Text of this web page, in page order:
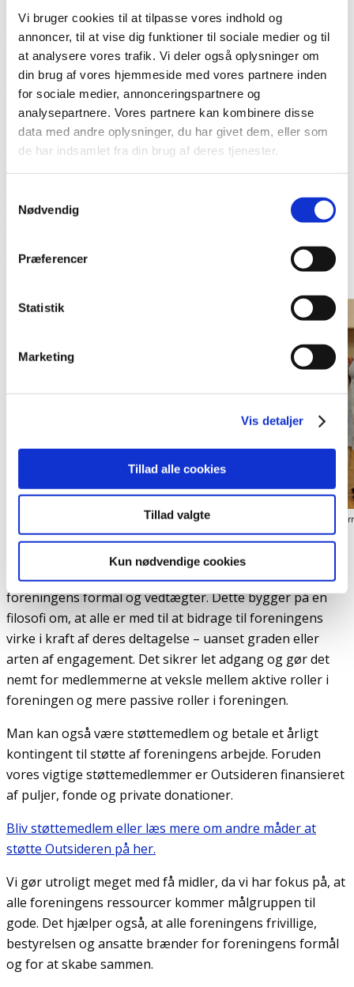
Vi bruger cookies til at tilpasse vores indhold og
annoncer, til at vise dig funktioner til sociale medier og til
at analysere vores trafik. Vi deler også oplysninger om
din brug af vores hjemmeside med vores partnere inden
for sociale medier, annonceringspartnere og
analysepartnere. Vores partnere kan kombinere disse
data med andre oplysninger, du har givet dem, eller som
de har indsamlet fra din brug af deres tjenester.
Nødvendig
Præferencer
Statistik
Marketing
Vis detaljer
Tillad alle cookies
Tillad valgte
Kun nødvendige cookies
De tre måder at arbejde på, kalder vi henholdsvis ’
og Formidling ’, ’ Fællesskabelse’ og ’ Brobygning’.
Foreningen Outsideren har eksisteret i mere end 25 år
og huser i dag, blandt meget andet, en redaktion for
udgivelse af Magasinet Outsideren, der udkommer dels
på tryk og på hjemmesiden. Vi huser desuden Danmarks
største online bloggermiljø for psykiatribrugere, ligesom
vi hvert år sammen med Region H arrangerer
filmfestivalen Don’t Fear the Weird, om det skæve sind,
der tiltrækker flere tusind deltagere i Cinemateket.
da vi i efteråret modtog Københavns kommunes
Her modtager repræsentanter for Foreningen Outsideren Københavns Kommunes
Medlemskab er gratis og åbent for enhver, der
identificerer sig med målgruppen og kan tilslutte sig
foreningens formål og vedtægter. Dette bygger på en
filosofi om, at alle er med til at bidrage til foreningens
virke i kraft af deres deltagelse – uanset graden eller
arten af engagement. Det sikrer let adgang og gør det
nemt for medlemmerne at veksle mellem aktive roller i
foreningen og mere passive roller i foreningen.
Man kan også være støttemedlem og betale et årligt
kontingent til støtte af foreningens arbejde. Foruden
vores vigtige støttemedlemmer er Outsideren finansieret
af puljer, fonde og private donationer.
Bliv støttemedlem eller læs mere om andre måder at
støtte Outsideren på her.
Vi gør utroligt meget med få midler, da vi har fokus på, at
alle foreningens ressourcer kommer målgruppen til
gode. Det hjælper også, at alle foreningens frivillige,
bestyrelsen og ansatte brænder for foreningens formål
og for at skabe sammen.